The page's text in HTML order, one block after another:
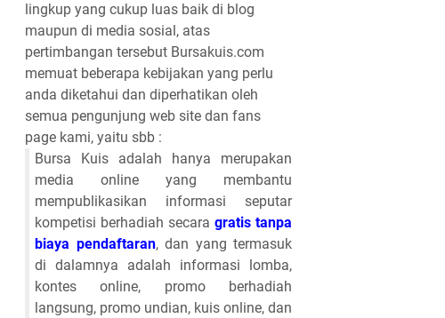
lingkup yang cukup luas baik di blog
maupun di media sosial, atas
pertimbangan tersebut Bursakuis.com
memuat beberapa kebijakan yang perlu
anda diketahui dan diperhatikan oleh
semua pengunjung web site dan fans
page kami, yaitu sbb :
Bursa Kuis adalah hanya merupakan
media online yang membantu
mempublikasikan informasi seputar
kompetisi berhadiah secara gratis tanpa
biaya pendaftaran, dan yang termasuk
di dalamnya adalah informasi lomba,
kontes online, promo berhadiah
langsung, promo undian, kuis online, dan